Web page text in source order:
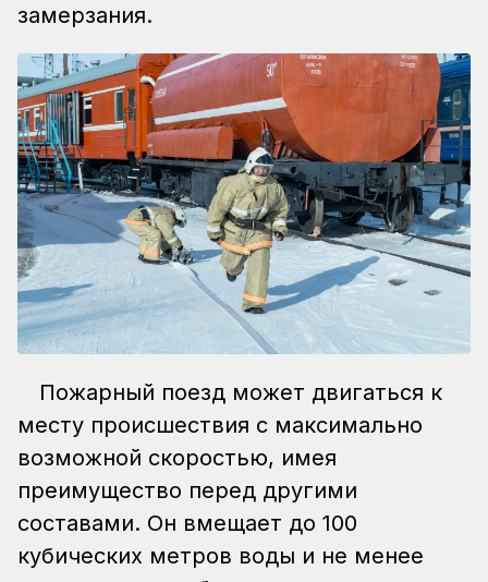
замерзания.
Пожарный поезд может двигаться к
месту происшествия с максимально
возможной скоростью, имея
преимущество перед другими
составами. Он вмещает до 100
кубических метров воды и не менее